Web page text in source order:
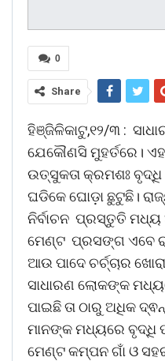
0
Share
ହିଞ୍ଜିଳିକାଟୁ,୧୨/୩ :
ଯେକୌଣସି ମୁହର୍ତରେ।
ଉତ୍ସୁକତା କ୍ରମଶଃ ବୃଦ୍ଧି
ଘଡିକେ ଘୋଡ଼ା ଛୁଟୁଛି।
ନିର୍ବାଚନ ପ୍ରସ୍ତୁତି
ମେଣ୍ଟ ପ୍ରସଙ୍ଗ ଏବେ
ଆଉ ପାଦେ ଚର୍ଚ୍ଚାର
ସାଧାରଣ ଲୋକଙ୍କ
ପାଇଛି ତା ଠାରୁ ଅଧିକ
ମାନଙ୍କ ମଧ୍ୟରେ ବୃଦ୍ଧି
ମେଣ୍ଟ କମ୍ପନ ଗାଁ ଓ